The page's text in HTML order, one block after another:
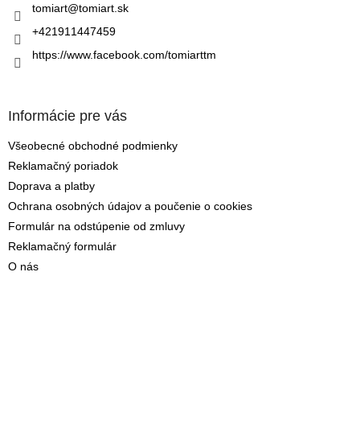
tomiart@tomiart.sk
+421911447459
https://www.facebook.com/tomiarttm
Informácie pre vás
Všeobecné obchodné podmienky
Reklamačný poriadok
Doprava a platby
Ochrana osobných údajov a poučenie o cookies
Formulár na odstúpenie od zmluvy
Reklamačný formulár
O nás